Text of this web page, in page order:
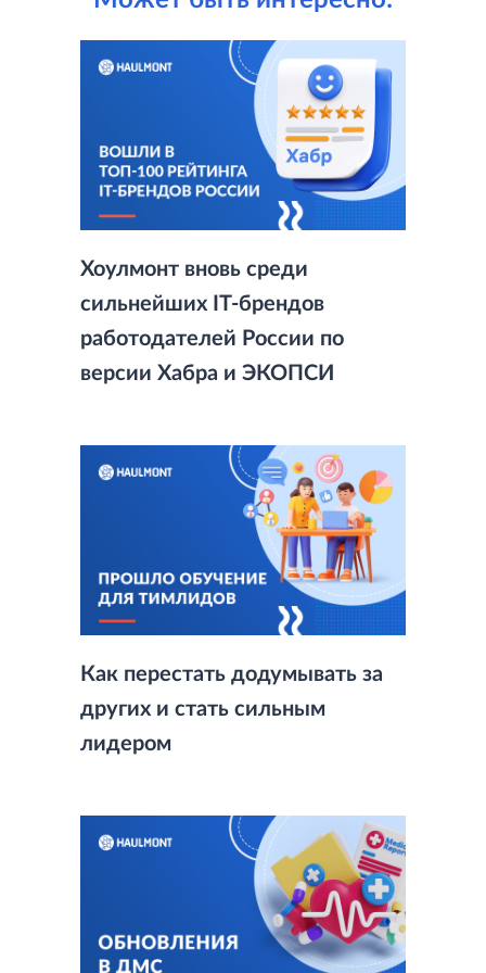
Хоулмонт вновь среди
сильнейших IT-брендов
работодателей России по
версии Хабра и ЭКОПСИ
Как перестать додумывать за
других и стать сильным
лидером